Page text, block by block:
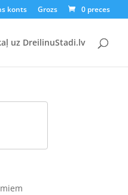
konts Grozs 0 preces
uz DreilinuStadi.lv